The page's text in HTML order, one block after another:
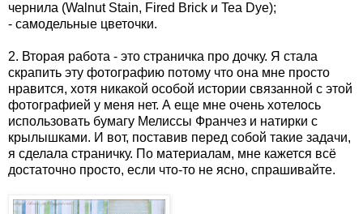
чернила (Walnut Stain, Fired Brick и Tea Dye);
- самодельные цветочки.
2. Вторая работа - это страничка про дочку. Я стала
скрапить эту фотографию потому что она мне просто
нравится, хотя никакой особой истории связанной с этой
фотографией у меня нет. А еще мне очень хотелось
использовать бумагу Мелиссы Франчез и натирки с
крылышками. И вот, поставив перед собой такие задачи,
я сделала страничку. По материалам, мне кажется всё
достаточно просто, если что-то не ясно, спрашивайте.